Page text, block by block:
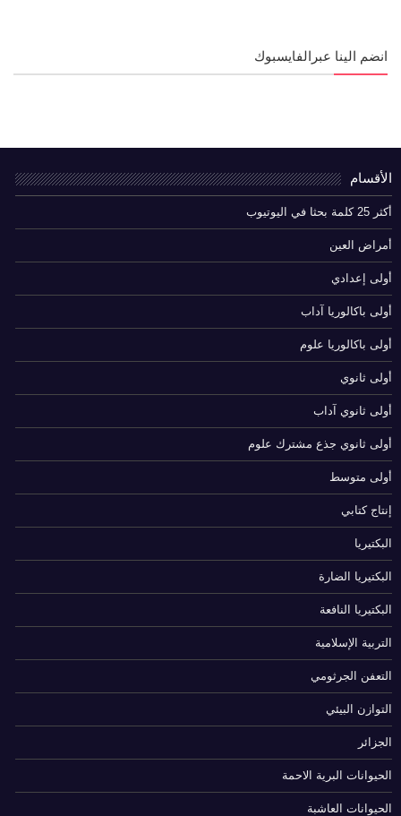
انضم الينا عبرالفايسبوك
الأقسام
أكثر 25 كلمة بحثا في اليوتيوب
أمراض العين
أولى إعدادي
أولى باكالوريا آداب
أولى باكالوريا علوم
أولى ثانوي
أولى ثانوي آداب
أولى ثانوي جذع مشترك علوم
أولى متوسط
إنتاج كتابي
البكتيريا
البكتيريا الضارة
البكتيريا النافعة
التربية الإسلامية
التعفن الجرثومي
التوازن البيئي
الجزائر
الحيوانات البرية الاحمة
الحيوانات العاشبة